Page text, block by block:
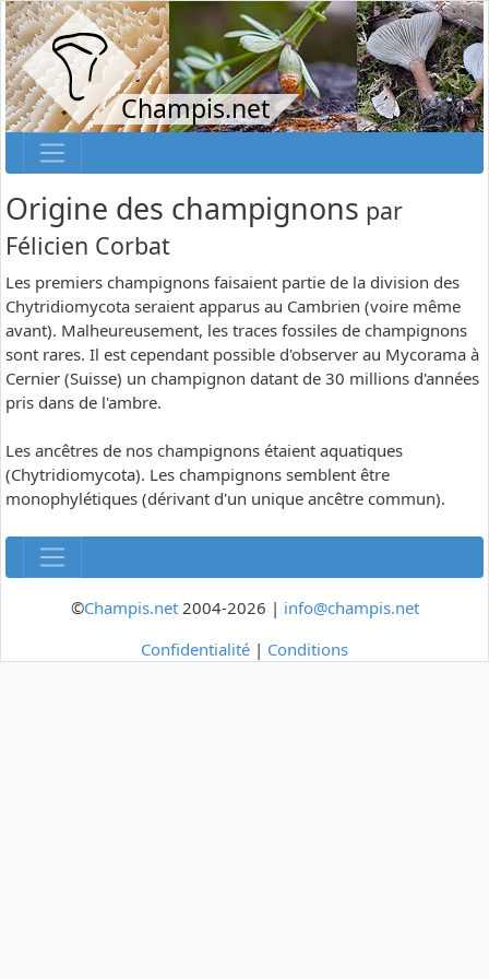
Champis.net
Origine des champignons par
Félicien Corbat
Les premiers champignons faisaient partie de la division des
Chytridiomycota seraient apparus au Cambrien (voire même
avant). Malheureusement, les traces fossiles de champignons
sont rares. Il est cependant possible d'observer au Mycorama à
Cernier (Suisse) un champignon datant de 30 millions d'années
pris dans de l'ambre.
Les ancêtres de nos champignons étaient aquatiques
(Chytridiomycota). Les champignons semblent être
monophylétiques (dérivant d'un unique ancêtre commun).
©Champis.net2004-2026 | info@champis.net
Confidentialité | Conditions